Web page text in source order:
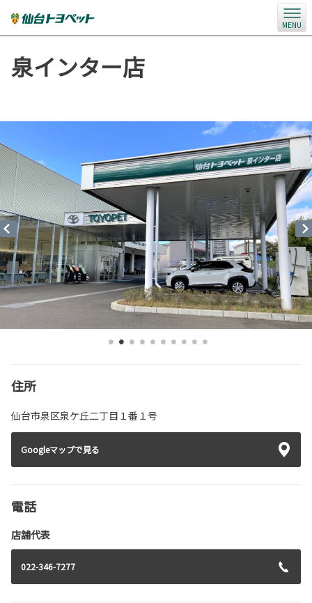
MENU
泉インター店
住所
仙台市泉区泉ケ丘二丁目１番１号
Googleマップで見る
電話
店舗代表
022-346-7277